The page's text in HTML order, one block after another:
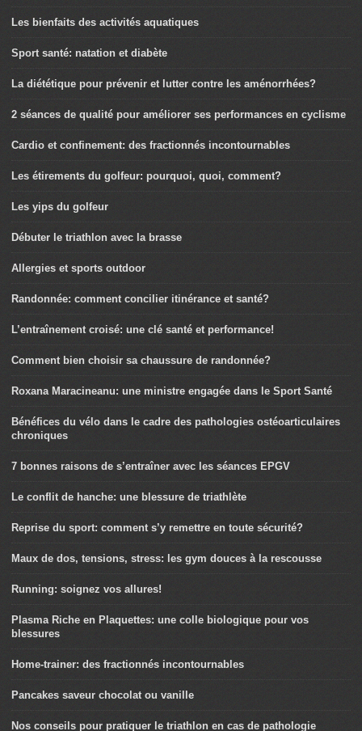
Les bienfaits des activités aquatiques
Sport santé: natation et diabète
La diététique pour prévenir et lutter contre les aménorrhées?
2 séances de qualité pour améliorer ses performances en cyclisme
Cardio et confinement: des fractionnés incontournables
Les étirements du golfeur: pourquoi, quoi, comment?
Les yips du golfeur
Débuter le triathlon avec la brasse
Allergies et sports outdoor
Randonnée: comment concilier itinérance et santé?
L’entraînement croisé: une clé santé et performance!
Comment bien choisir sa chaussure de randonnée?
Roxana Maracineanu: une ministre engagée dans le Sport Santé
Bénéfices du vélo dans le cadre des pathologies ostéoarticulaires
chroniques
7 bonnes raisons de s’entraîner avec les séances EPGV
Le conflit de hanche: une blessure de triathlète
Reprise du sport: comment s’y remettre en toute sécurité?
Maux de dos, tensions, stress: les gym douces à la rescousse
Running: soignez vos allures!
Plasma Riche en Plaquettes: une colle biologique pour vos
blessures
Home-trainer: des fractionnés incontournables
Pancakes saveur chocolat ou vanille
Nos conseils pour pratiquer le triathlon en cas de pathologie